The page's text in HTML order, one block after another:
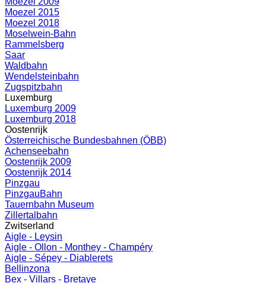
Moezel 2015
Moezel 2018
Moselwein-Bahn
Rammelsberg
Saar
Waldbahn
Wendelsteinbahn
Zugspitzbahn
Luxemburg
Luxemburg 2009
Luxemburg 2018
Oostenrijk
Österreichische Bundesbahnen (ÖBB)
Achenseebahn
Oostenrijk 2009
Oostenrijk 2014
Pinzgau
PinzgauBahn
Tauernbahn Museum
Zillertalbahn
Zwitserland
Aigle - Leysin
Aigle - Ollon - Monthey - Champéry
Aigle - Sépey - Diablerets
Bellinzona
Bex - Villars - Bretaye